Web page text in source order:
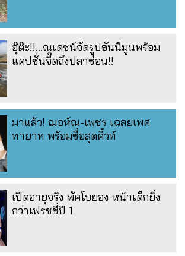
อุ๊ต๊ะ!!...ณเดชน์จัดรูปฮันนีมูนพร้อม
แคปชั่นจี๊ดถึงปลาช่อน!!
มาแล้ว! ฌอห์ณ-เพชร เฉลยเพศ
ทายาท พร้อมชื่อสุดคิ้วท์
เปิดอายุจริง พัคโบยอง หน้าเด็กยิ่ง
กว่าเฟรชชี่ปี 1